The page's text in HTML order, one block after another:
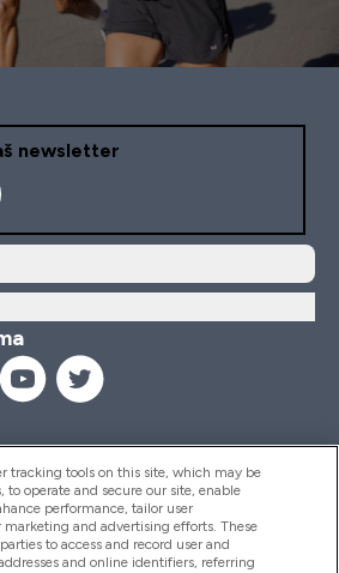
newsletter
tracking tools on this site, which may be
operate and secure our site, enable
performance, tailor user
marketing and advertising efforts. These
to access and record user and
and online identifiers, referring